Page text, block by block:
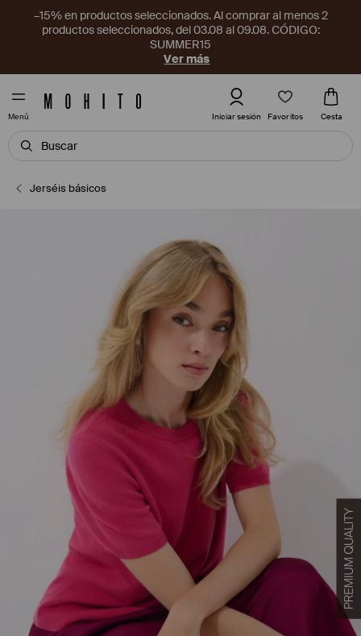
–15% en productos seleccionados. Al comprar al menos 2
productos seleccionados, del 03.08 al 09.08. CÓDIGO:
SUMMER15
Ver más
Menú Iniciar sesión Favoritos Cesta
Jerséis básicos